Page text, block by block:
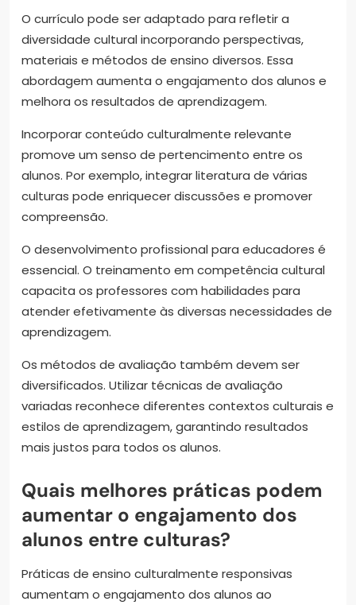
O currículo pode ser adaptado para refletir a
diversidade cultural incorporando perspectivas,
materiais e métodos de ensino diversos. Essa
abordagem aumenta o engajamento dos alunos e
melhora os resultados de aprendizagem.
Incorporar conteúdo culturalmente relevante
promove um senso de pertencimento entre os
alunos. Por exemplo, integrar literatura de várias
culturas pode enriquecer discussões e promover
compreensão.
O desenvolvimento profissional para educadores é
essencial. O treinamento em competência cultural
capacita os professores com habilidades para
atender efetivamente às diversas necessidades de
aprendizagem.
Os métodos de avaliação também devem ser
diversificados. Utilizar técnicas de avaliação
variadas reconhece diferentes contextos culturais e
estilos de aprendizagem, garantindo resultados
mais justos para todos os alunos.
Quais melhores práticas podem
aumentar o engajamento dos
alunos entre culturas?
Práticas de ensino culturalmente responsivas
aumentam o engajamento dos alunos ao